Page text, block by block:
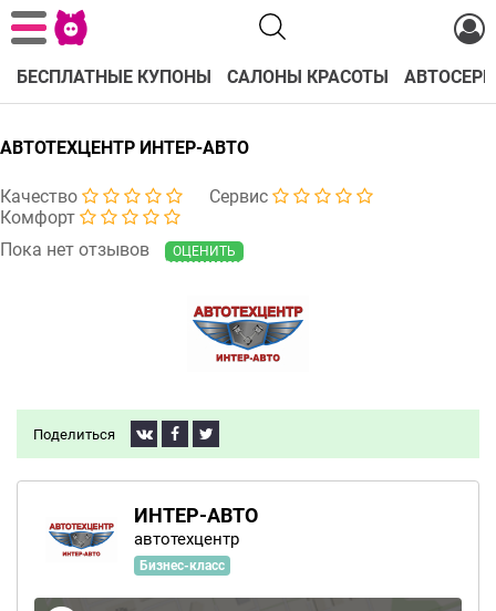
БЕСПЛАТНЫЕ КУПОНЫ САЛОНЫ КРАСОТЫ
АВТОТЕХЦЕНТР ИНТЕР-АВТО
Качество
Сервис
Комфорт
Пока нет отзывов
ОЦЕНИТЬ
Поделиться
ИНТЕР-АВТО
автотехцентр
Бизнес-класс